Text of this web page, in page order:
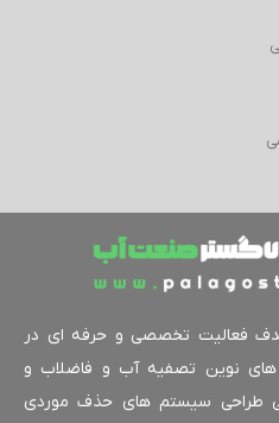
تخصصی و حرفه ای در
تصفیه آب و فاضلاب و
سیستم های حذف موردی